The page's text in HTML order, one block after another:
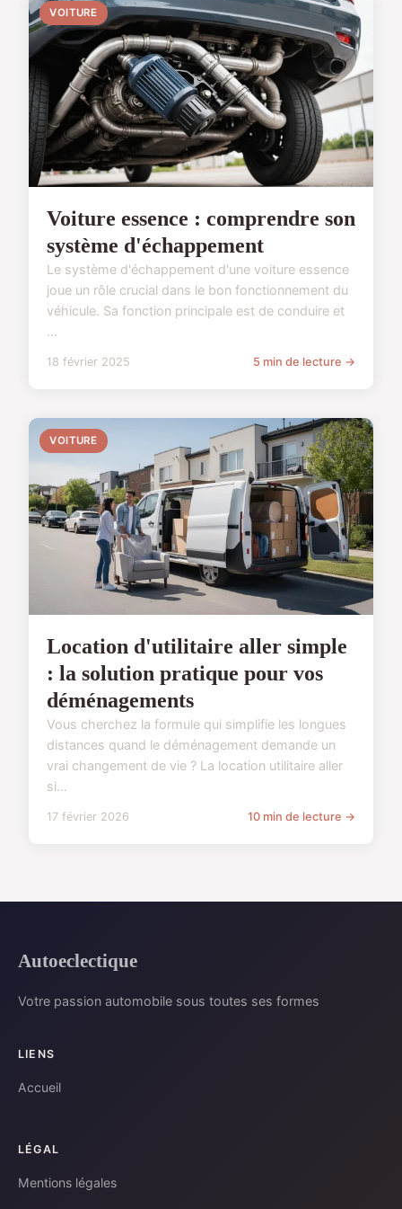
VOITURE
Voiture essence : comprendre son
système d'échappement
Le système d'échappement d'une voiture essence
joue un rôle crucial dans le bon fonctionnement du
véhicule. Sa fonction principale est de conduire et
...
18 février 2025 5 min de lecture →
VOITURE
Location d'utilitaire aller simple
: la solution pratique pour vos
déménagements
Vous cherchez la formule qui simplifie les longues
distances quand le déménagement demande un
vrai changement de vie ? La location utilitaire aller
si...
17 février 2026 10 min de lecture →
Autoeclectique
Votre passion automobile sous toutes ses formes
LIENS
Accueil
LÉGAL
Mentions légales